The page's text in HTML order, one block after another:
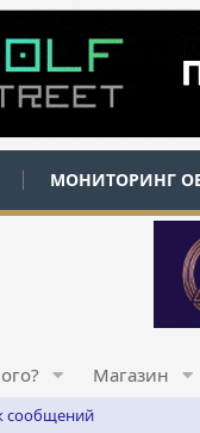
МОНИТОРИНГ
Магазин
сообщений